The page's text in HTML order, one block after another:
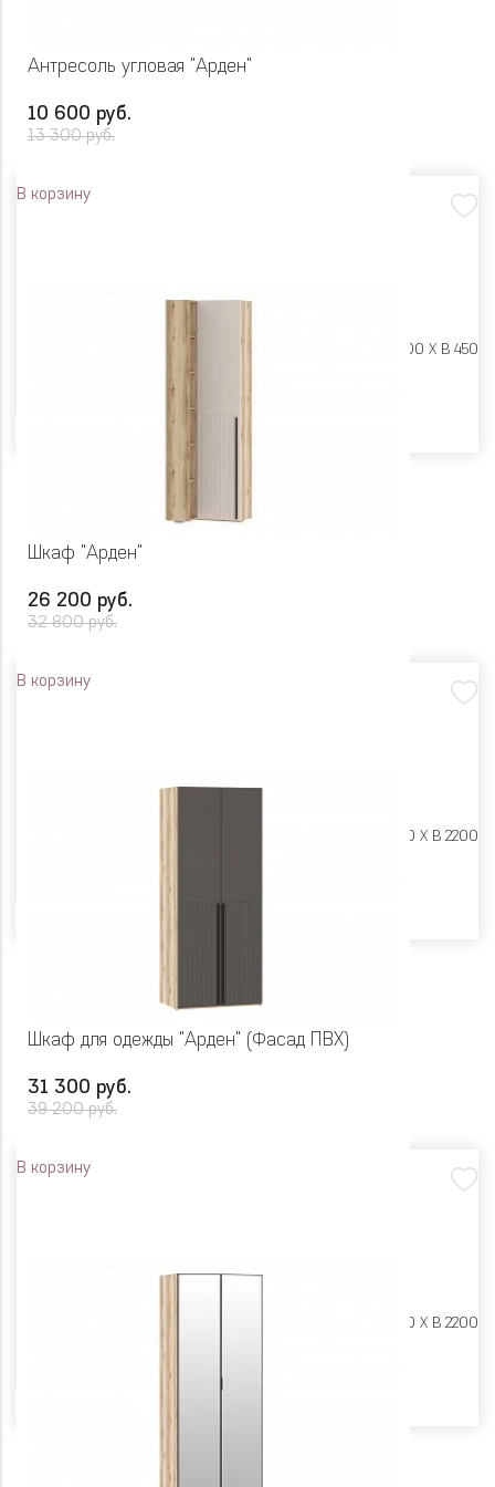
Антресоль угловая "Арден"
10 600 руб.
13 300 руб.
В корзину
Ш 900 X Г 600 X В 450
Шкаф "Арден"
26 200 руб.
32 800 руб.
В корзину
Ш 700 X Г 600 X В 2200
Шкаф для одежды "Арден" (Фасад ПВХ)
31 300 руб.
39 200 руб.
В корзину
Ш 900 X Г 600 X В 2200